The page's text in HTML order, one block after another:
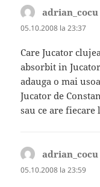
adrian_cocu
05.10.2008 la 23:37
Care Jucator
absorbit in
adauga o mai
Jucator de
sau ce are
adrian_cocu
05.10.2008 la 23:59